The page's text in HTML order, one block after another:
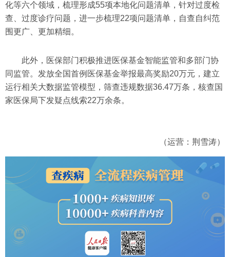
化等六个领域，梳理形成55项本地化问题清单，针对过度检
查、过度诊疗问题，进一步梳理22项问题清单，自查自纠范
围更广、更加精细。
此外，医保部门积极推进医保基金智能监管和多部门协
同监管。发放全国首例医保基金举报最高奖励20万元，建立
运行相关大数据监管模型，筛查违规数据36.47万条，核查国
家医保局下发疑点线索22万余条。
（运营：荆雪涛）